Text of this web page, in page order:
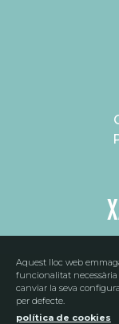
Aquest lloc web
funcionalitat necessària
canviar la seva
per defecte.
política de cookies